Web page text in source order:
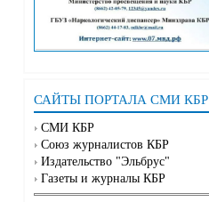
САЙТЫ ПОРТАЛА СМИ КБР
СМИ КБР
Союз журналистов КБР
Издательство "Эльбрус"
Газеты и журналы КБР